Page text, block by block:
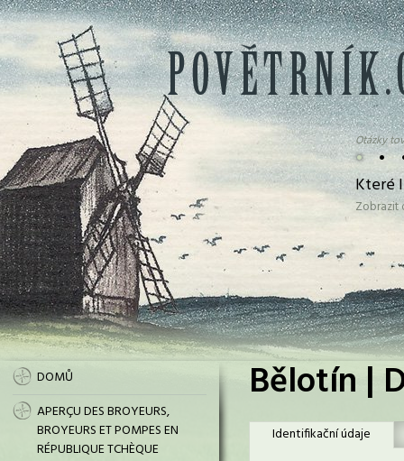
• •
Otázky
Které
DOMŮ
APERÇU DES BROYEURS,
BROYEURS ET POMPES EN
RÉPUBLIQUE TCHÈQUE
Bělotín |
Identifikační údaje